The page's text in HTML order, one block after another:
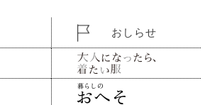
おしらせ